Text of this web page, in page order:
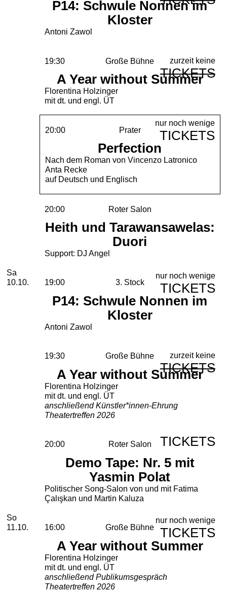
P14: Schwule Nonnen im
Kloster
Antoni Zawol
19:30 Große Bühne
A Year without Summer
Florentina Holzinger
mit dt. und engl. ÜT
zurzeit keine
TICKETS
20:00 Prater
Perfection
Nach dem Roman von Vincenzo Latronico
Anta Recke
auf Deutsch und Englisch
nur noch wenige
TICKETS
20:00 Roter Salon
Heith und Tarawansawelas:
Duori
Support: DJ Angel
Samstag, 10. Oktober 2026
Sa
10.10.
19:00 3. Stock
P14: Schwule Nonnen im
Kloster
Antoni Zawol
nur noch wenige
TICKETS
19:30 Große Bühne
A Year without Summer
Florentina Holzinger
mit dt. und engl. ÜT
anschließend Künstler*innen-Ehrung
Theatertreffen 2026
zurzeit keine
TICKETS
20:00 Roter Salon
Demo Tape: Nr. 5 mit
Yasmin Polat
Politischer Song-Salon von und mit Fatima
Çalışkan und Martin Kaluza
TICKETS
Sonntag, 11. Oktober 2026
So
11.10.
16:00 Große Bühne
A Year without Summer
Florentina Holzinger
mit dt. und engl. ÜT
anschließend Publikumsgespräch
Theatertreffen 2026
nur noch wenige
TICKETS